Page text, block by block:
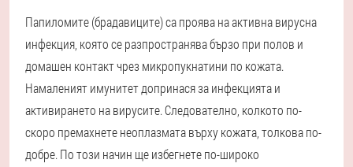
Папиломите (брадавиците) са проява на активна вирусна
инфекция, която се разпространява бързо при полов и
домашен контакт чрез микропукнатини по кожата.
Намаленият имунитет допринася за инфекцията и
активирането на вирусите. Следователно, колкото по-
скоро премахнете неоплазмата върху кожата, толкова по-
добре. По този начин ще избегнете по-широко